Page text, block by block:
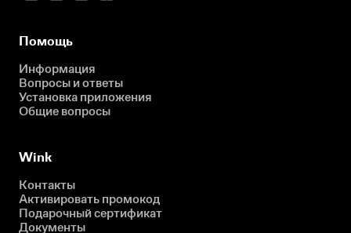
Помощь
Информация
Вопросы и ответы
Установка приложения
Общие вопросы
Wink
Контакты
Активировать промокод
Подарочный сертификат
Документы